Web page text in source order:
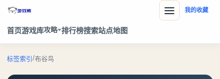
首页游戏库攻略 排行榜搜索站点地图
我的收藏
标签索引/布谷鸟